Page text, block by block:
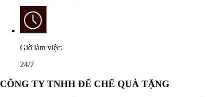
Giờ làm việc:
24/7
CÔNG TY TNHH ĐẾ CHẾ QUÀ TẶNG